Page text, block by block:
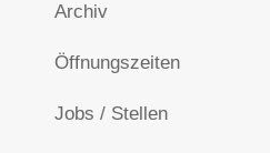
Archiv
Öffnungszeiten
Jobs / Stellen